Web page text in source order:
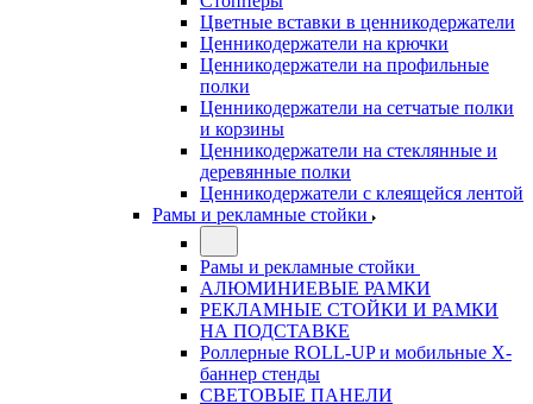
Цветные вставки в ценникодержатели
Ценникодержатели на крючки
Ценникодержатели на профильные
полки
Ценникодержатели на сетчатые полки
и корзины
Ценникодержатели на стеклянные и
деревянные полки
Ценникодержатели с клеящейся лентой
Рамы и рекламные стойки
Рамы и рекламные стойки
АЛЮМИНИЕВЫЕ РАМКИ
РЕКЛАМНЫЕ СТОЙКИ И РАМКИ
НА ПОДСТАВКЕ
Роллерные ROLL-UP и мобильные X-
баннер стенды
СВЕТОВЫЕ ПАНЕЛИ